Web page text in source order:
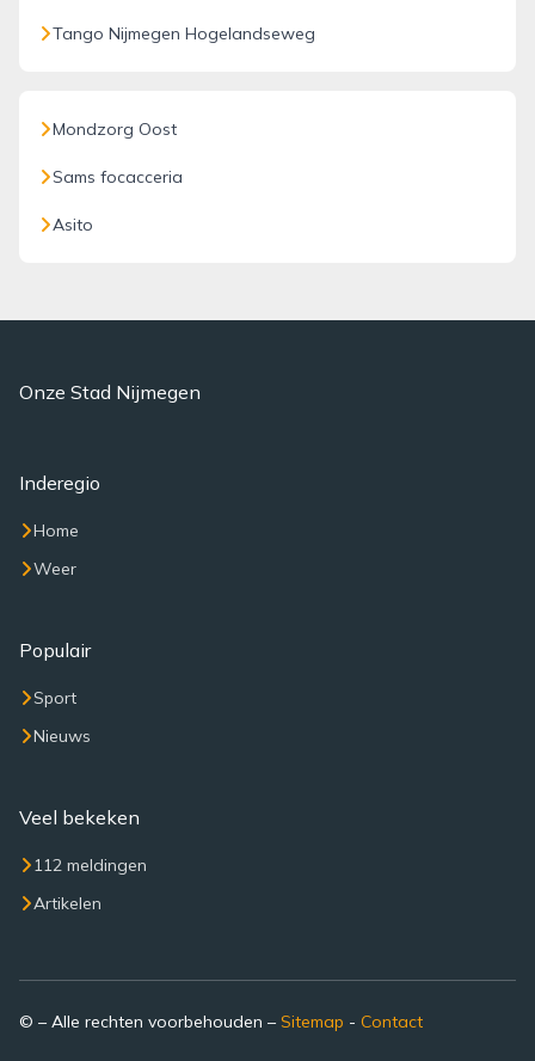
Tango Nijmegen Hogelandseweg
Mondzorg Oost
Sams focacceria
Asito
Onze Stad Nijmegen
Inderegio
Home
Weer
Populair
Sport
Nieuws
Veel bekeken
112 meldingen
Artikelen
© – Alle rechten voorbehouden – Sitemap - Contact